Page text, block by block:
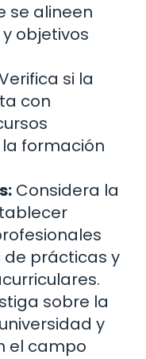
se alineen
objetivos
si la
con
formación
Considera la
prácticas y
sobre la
y
el campo